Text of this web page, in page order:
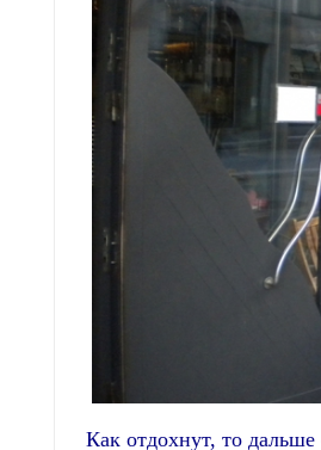
Как отдохнут, то дальше